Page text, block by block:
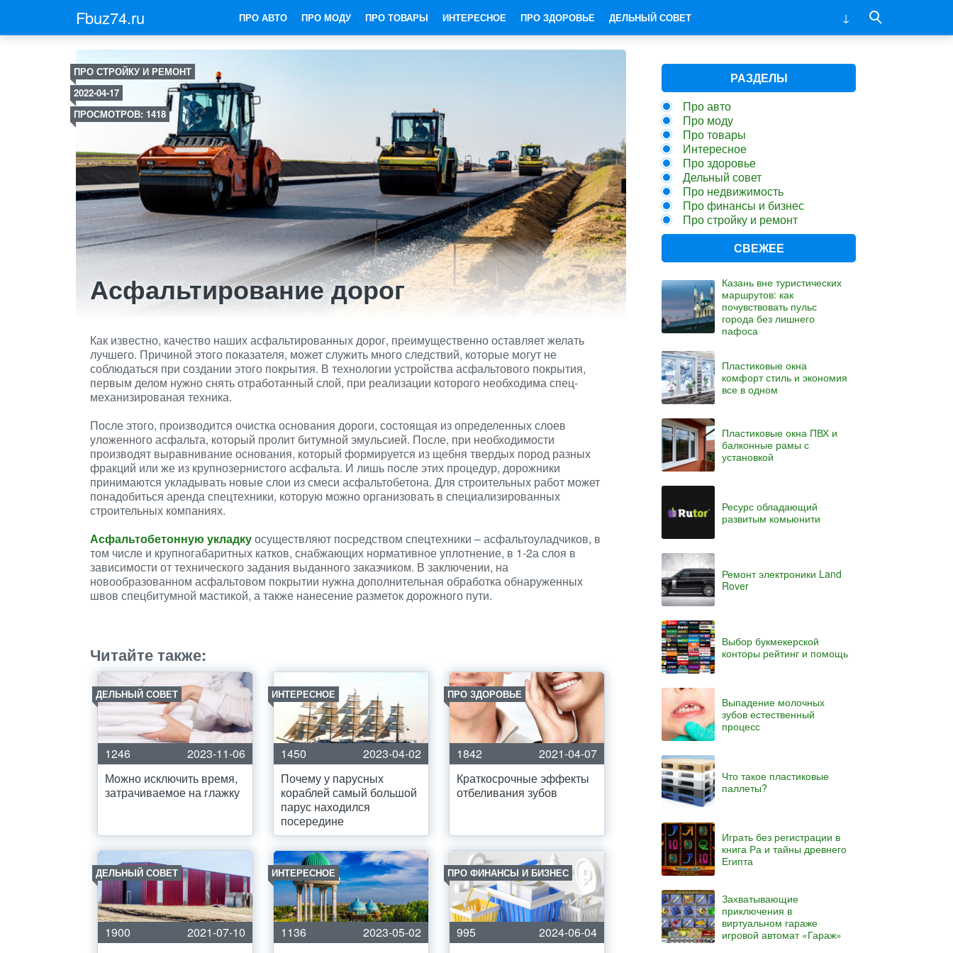
Fbuz74.ru ПРО АВТО ПРО МОДУ ПРО ТОВАРЫ ИНТЕРЕСНОЕ ПРО ЗДОРОВЬЕ ДЕЛЬНЫЙ СОВЕТ
ПРО СТРОЙКУ И РЕМОНТ
2022-04-17
ПРОСМОТРОВ: 1418
Асфальтирование дорог
Как известно, качество наших асфальтированных дорог, преимущественно оставляет желать
лучшего. Причиной этого показателя, может служить много следствий, которые могут не
соблюдаться при создании этого покрытия. В технологии устройства асфальтового покрытия,
первым делом нужно снять отработанный слой, при реализации которого необходима спец-
механизированая техника.
После этого, производится очистка основания дороги, состоящая из определенных слоев
уложенного асфальта, который пролит битумной эмульсией. После, при необходимости
производят выравнивание основания, который формируется из щебня твердых пород разных
фракций или же из крупнозернистого асфальта. И лишь после этих процедур, дорожники
принимаются укладывать новые слои из смеси асфальтобетона. Для строительных работ может
понадобиться аренда спецтехники, которую можно организовать в специализированных
строительных компаниях.
Асфальтобетонную укладкуосуществляют посредством спецтехники – асфальтоуладчиков, в
том числе и крупногабаритных катков, снабжающих нормативное уплотнение, в 1-2а слоя в
зависимости от технического задания выданного заказчиком. В заключении, на
новообразованном асфальтовом покрытии нужна дополнительная обработка обнаруженных
швов спецбитумной мастикой, а также нанесение разметок дорожного пути.
Читайте также:
ДЕЛЬНЫЙ СОВЕТ
1246
2023-11-06
Можно исключить время,
затрачиваемое на глажку
ИНТЕРЕСНОЕ
1450
2023-04-02
Почему у парусных
кораблей самый большой
парус находился
посередине
ПРО ЗДОРОВЬЕ
1842
2021-04-07
Краткосрочные эффекты
отбеливания зубов
ДЕЛЬНЫЙ СОВЕТ
1900
2021-07-10
ИНТЕРЕСНОЕ
1136
2023-05-02
ПРО ФИНАНСЫ И БИЗНЕС
995
2024-06-04
РАЗДЕЛЫ
Про авто
Про моду
Про товары
Интересное
Про здоровье
Дельный совет
Про недвижимость
Про финансы и бизнес
Про стройку и ремонт
СВЕЖЕЕ
Казань вне туристических
маршрутов: как
почувствовать пульс
города без лишнего
пафоса
Пластиковые окна
комфорт стиль и экономия
все в одном
Пластиковые окна ПВХ и
балконные рамы с
установкой
Ресурс обладающий
развитым комьюнити
Ремонт электроники Land
Rover
Выбор букмекерской
конторы рейтинг и помощь
Выпадение молочных
зубов естественный
процесс
Что такое пластиковые
паллеты?
Играть без регистрации в
книга Ра и тайны древнего
Египта
Захватывающие
приключения в
виртуальном гараже
игровой автомат «Гараж»